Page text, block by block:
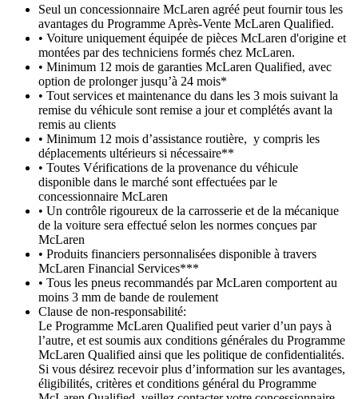
Seul un concessionnaire McLaren agréé peut fournir tous les
avantages du Programme Après-Vente McLaren Qualified.
• Voiture uniquement équipée de pièces McLaren d'origine et
montées par des techniciens formés chez McLaren.
• Minimum 12 mois de garanties McLaren Qualified, avec
option de prolonger jusqu’à 24 mois*
• Tout services et maintenance du dans les 3 mois suivant la
remise du véhicule sont remise a jour et complétés avant la
remis au clients
• Minimum 12 mois d’assistance routière, y compris les
déplacements ultérieurs si nécessaire**
• Toutes Vérifications de la provenance du véhicule
disponible dans le marché sont effectuées par le
concessionnaire McLaren
• Un contrôle rigoureux de la carrosserie et de la mécanique
de la voiture sera effectué selon les normes conçues par
McLaren
• Produits financiers personnalisées disponible à travers
McLaren Financial Services***
• Tous les pneus recommandés par McLaren comportent au
moins 3 mm de bande de roulement
Clause de non-responsabilité:
Le Programme McLaren Qualified peut varier d’un pays à
l’autre, et est soumis aux conditions générales du Programme
McLaren Qualified ainsi que les politique de confidentialités.
Si vous désirez recevoir plus d’information sur les avantages,
éligibilités, critères et conditions général du Programme